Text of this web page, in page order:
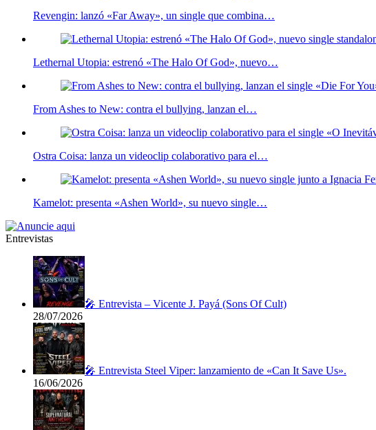
Revengin: lanzó «Far Away», un single que combina…
Lethernal Utopia: estrenó «The Halo Of God», nuevo…
From Ashes to New: contra el bullying, lanzan el…
Ostra Coisa: lanza un videoclip colaborativo para el…
Kamelot: presenta «Ashen World», su nuevo single…
Entrevistas
🎤 Entrevista – Vicente J. Payá (Sons Of Cult)
28/07/2026
🎤 Entrevista Steel Viper: lanzamiento de «Can It Save Us».
16/06/2026